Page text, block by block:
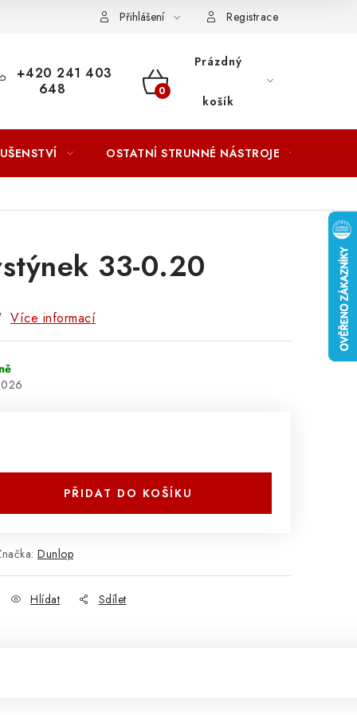
OSOBNÍCH ÚDAJŮ
Přihlášení Registrace
+420 241 403
648
NÁKUPNÍ
Prázdný
košík
OSTATNÍ STRUNNÉ NÁSTROJE
33-0.20
Více informací
PŘIDAT DO KOŠÍKU
Dunlop
Hlídat Sdílet